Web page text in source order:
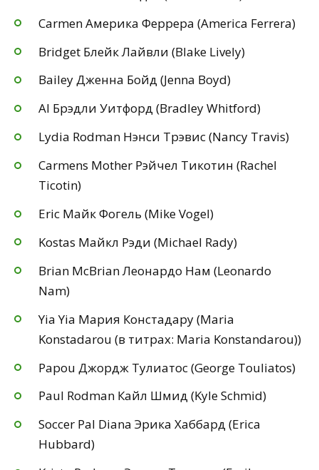
Carmen Америка Феррера (America Ferrera)
Bridget Блейк Лайвли (Blake Lively)
Bailey Дженна Бойд (Jenna Boyd)
Al Брэдли Уитфорд (Bradley Whitford)
Lydia Rodman Нэнси Трэвис (Nancy Travis)
Carmens Mother Рэйчел Тикотин (Rachel
Ticotin)
Eric Майк Фогель (Mike Vogel)
Kostas Майкл Рэди (Michael Rady)
Brian McBrian Леонардо Нам (Leonardo
Nam)
Yia Yia Мария Констадару (Maria
Konstadarou (в титрах: Maria Konstandarou))
Papou Джордж Тулиатос (George Touliatos)
Paul Rodman Кайл Шмид (Kyle Schmid)
Soccer Pal Diana Эрика Хаббард (Erica
Hubbard)